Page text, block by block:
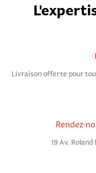
Livraison offerte pour
Rendez-
19 Av.